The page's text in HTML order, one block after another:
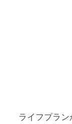
ライフプラ